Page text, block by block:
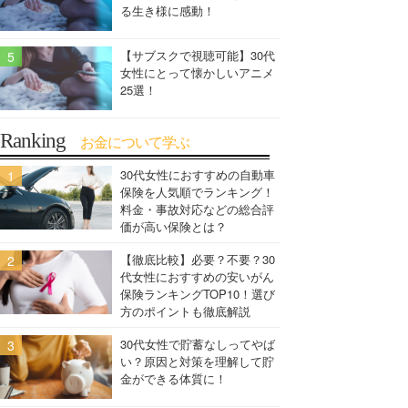
る生き様に感動！
【サブスクで視聴可能】30代
女性にとって懐かしいアニメ
25選！
Ranking お金について学ぶ
30代女性におすすめの自動車
保険を人気順でランキング！
料金・事故対応などの総合評
価が高い保険とは？
【徹底比較】必要？不要？30
代女性におすすめの安いがん
保険ランキングTOP10！選び
方のポイントも徹底解説
30代女性で貯蓄なしってやば
い？原因と対策を理解して貯
金ができる体質に！